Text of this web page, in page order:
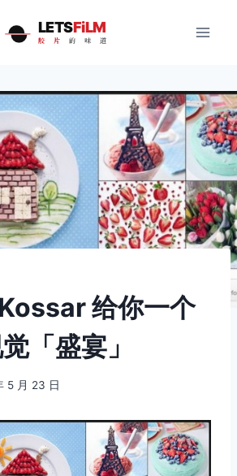
LETSFiLM
胶 片 的 味 道
给你一个
「盛宴」
5 月 23 日